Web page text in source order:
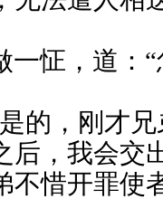
怔，道：“
的，刚才
后，我会交
不惜开罪使